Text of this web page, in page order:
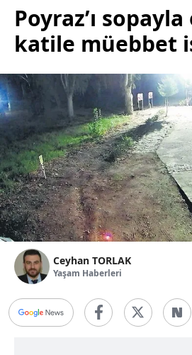
Poyraz’ı
katile müebbet
Ceyhan TORLAK
Yaşam Haberleri